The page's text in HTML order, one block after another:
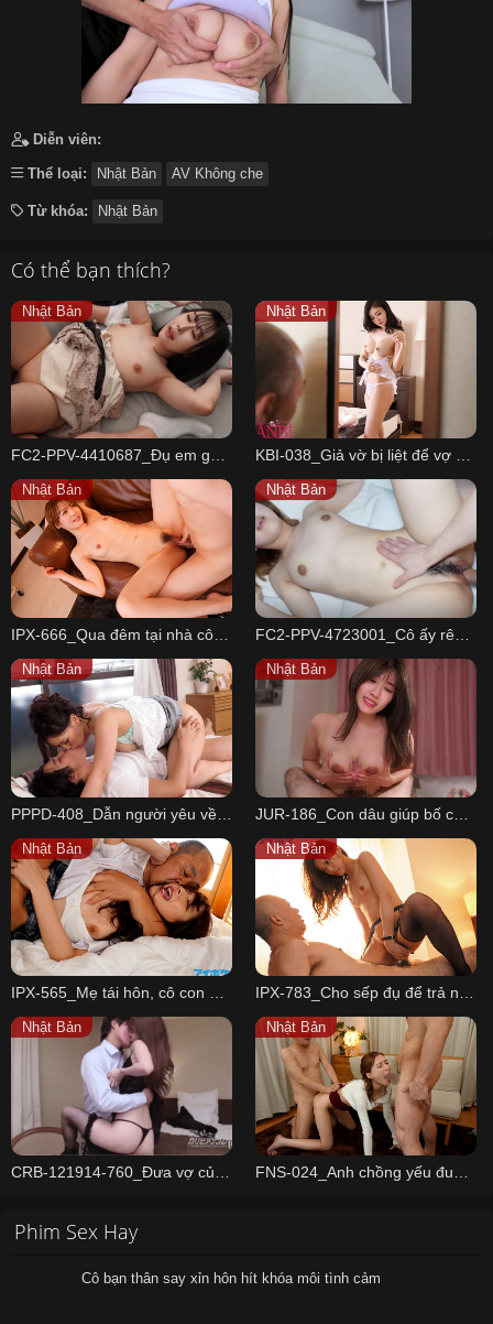
Italiano Nederlands
Английский
Diễn viên:
Thể loại: Nhật Bản AV Không che
Từ khóa: Nhật Bản
Có thể bạn thích?
Nhật Bản
FC2-PPV-4410687_Đụ em gái tơ trắng xinh lại còn rất dẩm
Nhật Bản
KBI-038_Giả vờ bị liệt để vợ của học trò cũ tới chăm sóc
Nhật Bản Nhật Bản
Nhật Bản Nhật Bản
Nhật Bản
IPX-565_Mẹ tái hôn, cô con gái xinh đẹp bị bố dượng cưỡng dâm
Nhật Bản
IPX-783_Cho sếp đụ để trả nợ giúp chồng
Nhật Bản Nhật Bản
Phim Sex Hay
Cô bạn thân say xỉn hôn hít khóa môi tình cảm